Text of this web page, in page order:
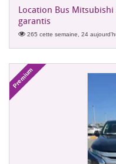
Location Bus
garantis
265 cette semaine, 24
Premium